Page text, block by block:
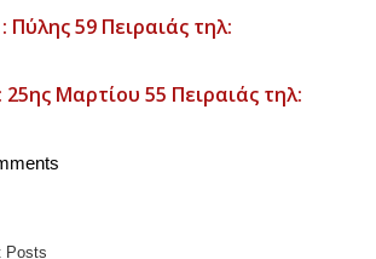
59 Πειραιάς τηλ:
Μαρτίου 55 Πειραιάς τηλ:
Posts